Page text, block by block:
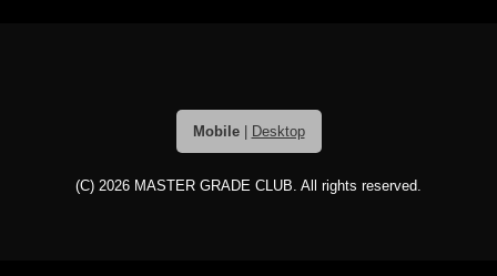
Mobile| Desktop
(C) 2026 MASTER GRADE CLUB . All rights reserved.